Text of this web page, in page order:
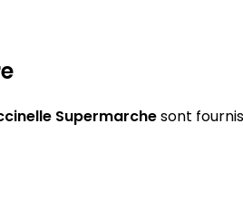
Supermarchesont